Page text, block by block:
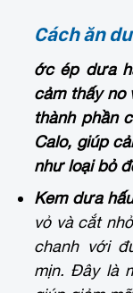
Cách ăn
ớc ép dưa
cảm thấy
thành phần
Calo, giúp
như loại bỏ
Kem dưa
vỏ và cắt
chanh với
mịn. Đây là